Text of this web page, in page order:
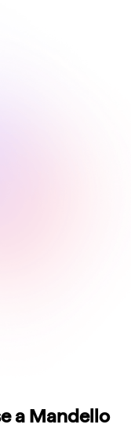
a Mandello